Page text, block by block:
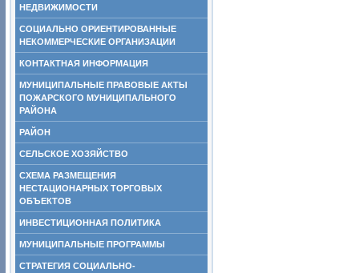
НЕДВИЖИМОСТИ
СОЦИАЛЬНО ОРИЕНТИРОВАННЫЕ
НЕКОММЕРЧЕСКИЕ ОРГАНИЗАЦИИ
КОНТАКТНАЯ ИНФОРМАЦИЯ
МУНИЦИПАЛЬНЫЕ ПРАВОВЫЕ АКТЫ
ПОЖАРСКОГО МУНИЦИПАЛЬНОГО
РАЙОНА
РАЙОН
СЕЛЬСКОЕ ХОЗЯЙСТВО
СХЕМА РАЗМЕЩЕНИЯ
НЕСТАЦИОНАРНЫХ ТОРГОВЫХ
ОБЪЕКТОВ
ИНВЕСТИЦИОННАЯ ПОЛИТИКА
МУНИЦИПАЛЬНЫЕ ПРОГРАММЫ
СТРАТЕГИЯ СОЦИАЛЬНО-